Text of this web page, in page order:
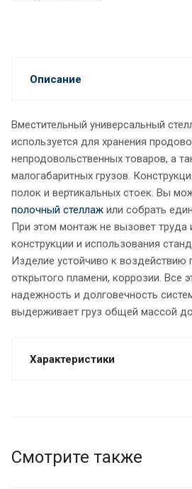
Описание
Вместительный универсальный
используется для хранения
непродовольственных товаров, а
малогабаритных грузов.
полок и вертикальных стоек. Вы
полочный стеллаж или собрать
При этом монтаж не вызовет труда
конструкции и использования
Изделие устойчиво к воздействию
открытого пламени, коррозии. Все
надежность и долговечность
выдерживает груз общей массой до
Характеристики
Смотрите также